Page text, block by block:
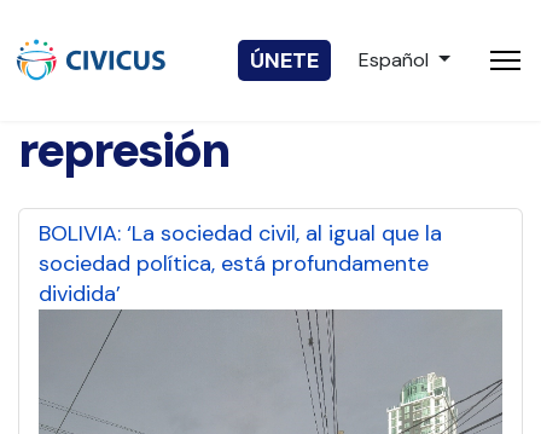
ÚNETE Seleccione su
Español
represión
BOLIVIA: ‘La sociedad civil, al igual que la
sociedad política, está profundamente
dividida’